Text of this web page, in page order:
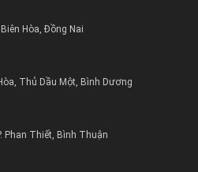
tơ lụa ở Ả Rập là những người
nền công nghiệp Sofa ngày nay.
nghĩa là Cuộn Băng Giá, người ta
loại đồ vật được dùng để tựa
bớt sự mệt mỏi khi ngồi buôn
dần trở nên thay đổi, chất
da động vật, nó được xem là
hiện sự uy quyền mà chỉ các
Hòa, Đồng Nai
Thủ Dầu Một, Bình Dương
Phan Thiết, Bình Thuận